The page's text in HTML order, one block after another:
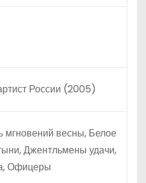
России (2005)
мгновений весны, Белое
Джентльмены удачи,
Офицеры